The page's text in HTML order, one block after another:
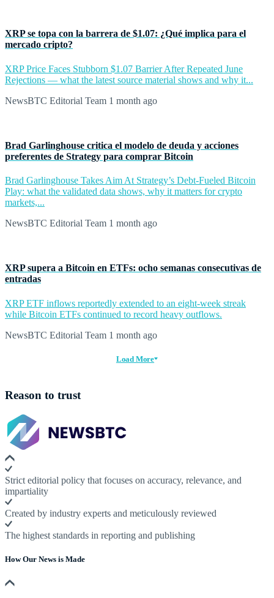
XRP se topa con la barrera de $1.07: ¿Qué implica para el
mercado cripto?
XRP Price Faces Stubborn $1.07 Barrier After Repeated June
Rejections — what the latest source material shows and why it...
NewsBTC Editorial Team 1 month ago
Brad Garlinghouse critica el modelo de deuda y acciones
preferentes de Strategy para comprar Bitcoin
Brad Garlinghouse Takes Aim At Strategy’s Debt-Fueled Bitcoin
Play: what the validated data shows, why it matters for crypto
markets,...
NewsBTC Editorial Team 1 month ago
XRP supera a Bitcoin en ETFs: ocho semanas consecutivas de
entradas
XRP ETF inflows reportedly extended to an eight-week streak
while Bitcoin ETFs continued to record heavy outflows.
NewsBTC Editorial Team 1 month ago
Load More
Reason to trust
Strict editorial policy that focuses on accuracy, relevance, and
impartiality
Created by industry experts and meticulously reviewed
The highest standards in reporting and publishing
How Our News is Made